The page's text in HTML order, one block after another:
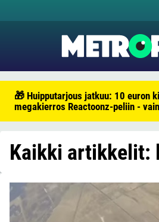
🎁 Huipputarjous jatkuu: 10 euron
megakierros Reactoonz-peliin -
Kaikki artikkelit: